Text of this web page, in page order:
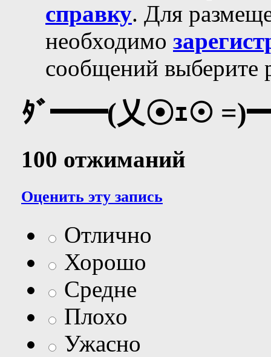
справку. Для
необходимо
сообщений выберите
ﾀﾞ━━(乂☉ｪ☉
100 отжиманий
Оценить эту запись
Отлично
Хорошо
Средне
Плохо
Ужасно